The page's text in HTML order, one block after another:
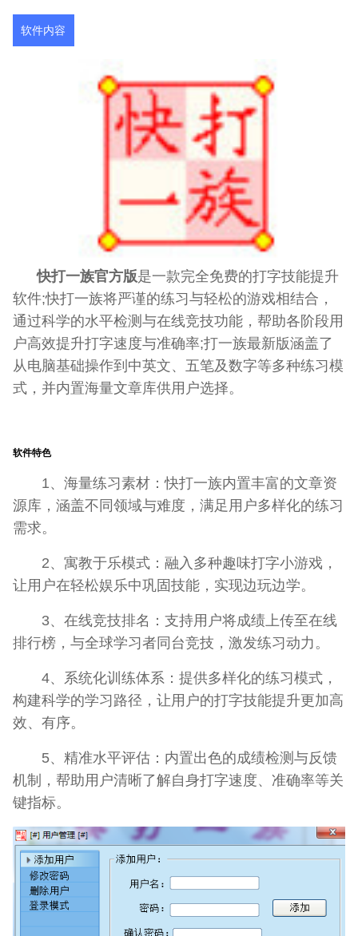
软件内容
快打一族官方版是一款完全免费的打字技能提升
软件;快打一族将严谨的练习与轻松的游戏相结合，
通过科学的水平检测与在线竞技功能，帮助各阶段用
户高效提升打字速度与准确率;打一族最新版涵盖了
从电脑基础操作到中英文、五笔及数字等多种练习模
式，并内置海量文章库供用户选择。
软件特色
1、海量练习素材：快打一族内置丰富的文章资
源库，涵盖不同领域与难度，满足用户多样化的练习
需求。
2、寓教于乐模式：融入多种趣味打字小游戏，
让用户在轻松娱乐中巩固技能，实现边玩边学。
3、在线竞技排名：支持用户将成绩上传至在线
排行榜，与全球学习者同台竞技，激发练习动力。
4、系统化训练体系：提供多样化的练习模式，
构建科学的学习路径，让用户的打字技能提升更加高
效、有序。
5、精准水平评估：内置出色的成绩检测与反馈
机制，帮助用户清晰了解自身打字速度、准确率等关
键指标。